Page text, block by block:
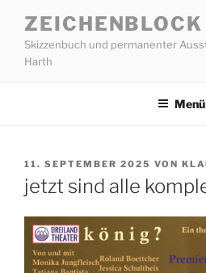
Inhalt
springen
ZEICHENBLOCK
Skizzenbuch und permanenter
Harth
Menü
VERÖFFENTLICHT
AM
11. SEPTEMBER 2025 VON
jetzt sind alle